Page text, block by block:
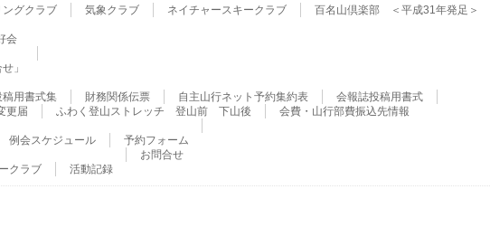
ングクラブ 気象クラブ ネイチャースキークラブ
百名山倶楽部 ＜平成31年発足＞
会
」
用書式集 財務関係伝票 自主山行ネット予約集約表
会報誌投稿用書式
更届 ふわく登山ストレッチ 登山前 下山後
会費・山行部費振込先情報
例会スケジュール
予約フォーム
クラブ 活動記録
お問合せ